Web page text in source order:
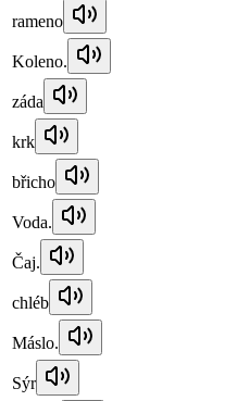
rameno
Koleno.
záda
krk
břicho
Voda.
Čaj.
chléb
Máslo.
Sýr